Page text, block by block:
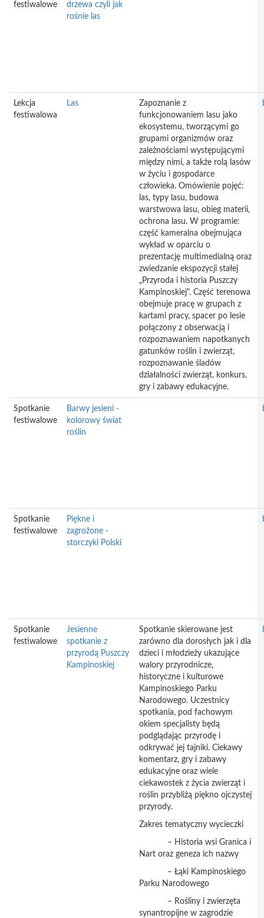
festiwalowe
drzewa czyli jak
rośnie las
Lekcja
festiwalowa
Las
Zapoznanie z
funkcjonowaniem lasu jako
ekosystemu, tworzącymi go
grupami organizmów oraz
zależnościami występującymi
między nimi, a także rolą lasów
w życiu i gospodarce
człowieka. Omówienie pojęć:
las, typy lasu, budowa
warstwowa lasu, obieg materii,
ochrona lasu. W programie:
część kameralna obejmująca
wykład w oparciu o
prezentację multimedialną oraz
zwiedzanie ekspozycji stałej
„Przyroda i historia Puszczy
Kampinoskiej". Część terenowa
obejmuje pracę w grupach z
kartami pracy, spacer po lesie
połączony z obserwacją i
rozpoznawaniem napotkanych
gatunków roślin i zwierząt,
rozpoznawanie śladów
działalności zwierząt, konkurs,
gry i zabawy edukacyjne.
Spotkanie
festiwalowe
Barwy jesieni -
kolorowy świat
roślin
Spotkanie
festiwalowe
Piękne i
zagrożone -
storczyki Polski
Spotkanie
festiwalowe
Jesienne
spotkanie z
przyrodą Puszczy
Kampinoskiej
Spotkanie skierowane jest
zarówno dla dorosłych jak i dla
dzieci i młodzieży ukazujące
walory przyrodnicze,
historyczne i kulturowe
Kampinoskiego Parku
Narodowego. Uczestnicy
spotkania, pod fachowym
okiem specjalisty będą
podglądając przyrodę i
odkrywać jej tajniki. Ciekawy
komentarz, gry i zabawy
edukacyjne oraz wiele
ciekawostek z życia zwierząt i
roślin przybliżą piękno ojczystej
przyrody.
Zakres tematyczny wycieczki
– Historia wsi Granica i
Nart oraz geneza ich nazwy
– Łąki Kampinoskiego
Parku Narodowego
– Rośliny i zwierzęta
synantropijne w zagrodzie